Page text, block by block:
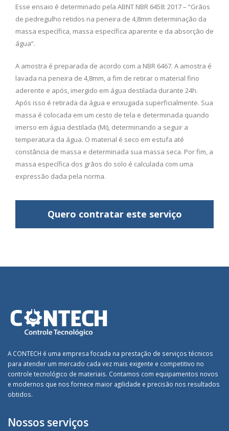
Esse ensaio é determinado pela ABNT NBR 6458: 2017 – “Grãos
de pedregulho retidos na peneira de 4,8mm determinação da
massa específica, massa específica aparente e da absorção de
água”.
A amostra é preparada de acordo com a NBR 6467. A amostra é
lavada na peneira de 4,8mm, a fim de retirar o material fino
aderente e após, imergido em água destilada durante 24h.
Após isso é retirada da água e enxugada superficialmente. Sua
massa é colocada em um cesto de tela e determinada quando
imerso em água destilada (Mi), determinando a seguir a
temperatura da água. O material é seco em estufa até
constância de massa e determinada sua massa seca. Por fim, a
massa específica dos grãos do solo é calculada com uma
expressão dada pela norma.
Quero contratar este serviço
A CONTECH é uma empresa focada na prestação de serviços técnicos
para atender um mercado cada vez mais exigente e competitivo no
controle tecnológico de materiais. Contamos com equipamentos novos
e modernos que nos fornece maior agilidade e precisão nos resultados
obtidos.
Nossos serviços